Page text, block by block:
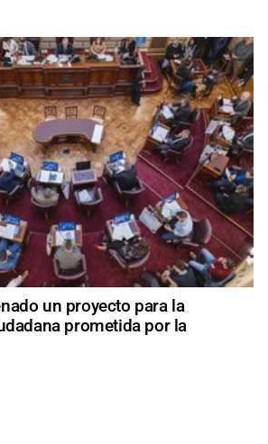
un proyecto para la
prometida por la